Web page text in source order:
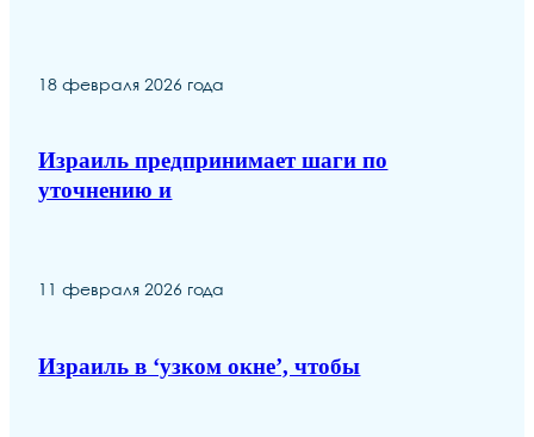
18 февраля 2026 года
Израиль предпринимает шаги по
уточнению и
11 февраля 2026 года
Израиль в ‘узком окне’, чтобы